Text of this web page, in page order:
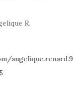
R.
angelique.renard.9